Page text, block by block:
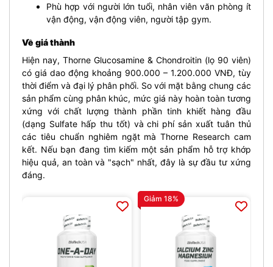
Phù hợp với người lớn tuổi, nhân viên văn phòng ít
vận động, vận động viên, người tập gym.
Về giá thành
Hiện nay, Thorne Glucosamine & Chondroitin (lọ 90 viên)
có giá dao động khoảng 900.000 – 1.200.000 VNĐ, tùy
thời điểm và đại lý phân phối. So với mặt bằng chung các
sản phẩm cùng phân khúc, mức giá này hoàn toàn tương
xứng với chất lượng thành phần tinh khiết hàng đầu
(dạng Sulfate hấp thu tốt) và chi phí sản xuất tuân thủ
các tiêu chuẩn nghiêm ngặt mà Thorne Research cam
kết. Nếu bạn đang tìm kiếm một sản phẩm hỗ trợ khớp
hiệu quả, an toàn và "sạch" nhất, đây là sự đầu tư xứng
đáng.
Giảm 18%